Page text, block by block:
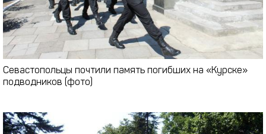
Севастопольцы почтили память погибших на «Курске»
подводников (фото)